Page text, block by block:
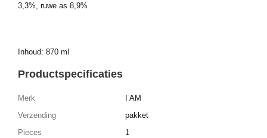
3,3%, ruwe as 8,9%
Inhoud: 870 ml
Productspecificaties
Merk
I AM
Verzending
pakket
Pieces
1